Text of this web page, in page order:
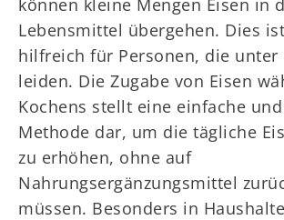
können kleine Mengen Eisen in
Lebensmittel übergehen. Dies
hilfreich für Personen, die unter
leiden. Die Zugabe von Eisen
Kochens stellt eine einfache
Methode dar, um die tägliche
zu erhöhen, ohne auf
Nahrungsergänzungsmittel
müssen. Besonders in